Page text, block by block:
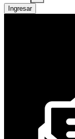
Ingresar